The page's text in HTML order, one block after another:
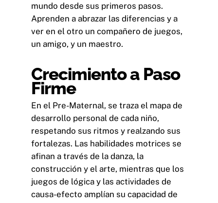
mundo desde sus primeros pasos.
Aprenden a abrazar las diferencias y a
ver en el otro un compañero de juegos,
un amigo, y un maestro.
Crecimiento a Paso
Firme
En el Pre-Maternal, se traza el mapa de
desarrollo personal de cada niño,
respetando sus ritmos y realzando sus
fortalezas. Las habilidades motrices se
afinan a través de la danza, la
construcción y el arte, mientras que los
juegos de lógica y las actividades de
causa-efecto amplían su capacidad de